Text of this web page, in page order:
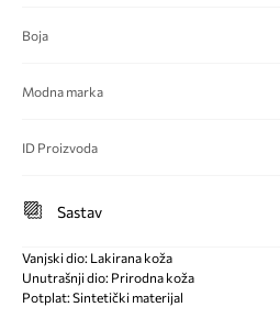
Boja
Modna marka
ID Proizvoda
Sastav
Vanjski dio: Lakirana koža
Unutrašnji dio: Prirodna koža
Potplat: Sintetički materijal